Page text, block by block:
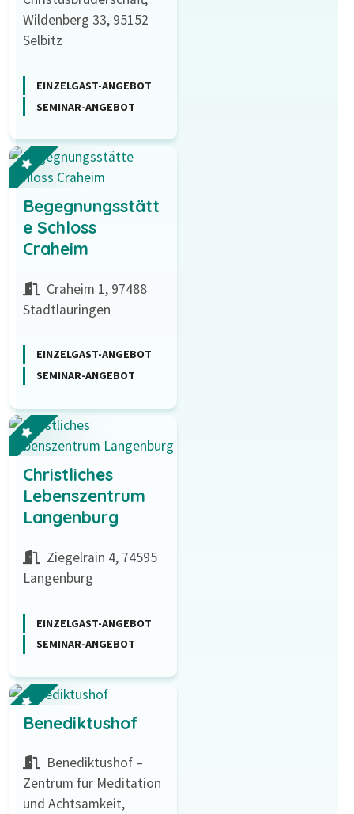
Wildenberg 33, 95152
Selbitz
EINZELGAST-ANGEBOT
SEMINAR-ANGEBOT
Begegnungsstätt
e Schloss
Craheim
Craheim 1, 97488
Stadtlauringen
EINZELGAST-ANGEBOT
SEMINAR-ANGEBOT
Christliches
Lebenszentrum
Langenburg
Ziegelrain 4, 74595
Langenburg
EINZELGAST-ANGEBOT
SEMINAR-ANGEBOT
Benediktushof
Benediktushof –
Zentrum für Meditation
und Achtsamkeit,